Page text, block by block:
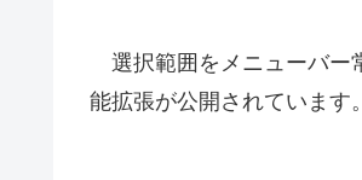
選択範囲をメニューバー
能拡張が公開されています